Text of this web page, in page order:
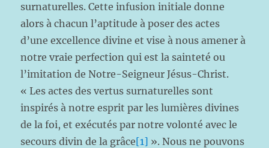
surnaturelles. Cette infusion initiale donne
alors à chacun l’aptitude à poser des actes
d’une excellence divine et vise à nous amener à
notre vraie perfection qui est la sainteté ou
l’imitation de Notre-Seigneur Jésus-Christ.
« Les actes des vertus surnaturelles sont
inspirés à notre esprit par les lumières divines
de la foi, et exécutés par notre volonté avec le
secours divin de la grâce[1] ». Nous ne pouvons